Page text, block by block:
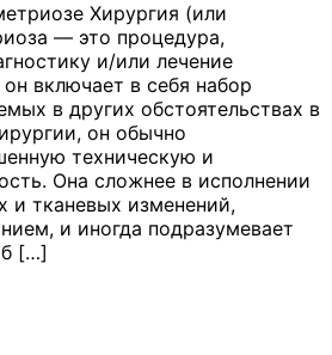
Хирургия (или
— это процедура,
и/или лечение
включает в себя набор
в других обстоятельствах в
он обычно
техническую и
Она сложнее в исполнении
и тканевых изменений,
и иногда подразумевает
[…]